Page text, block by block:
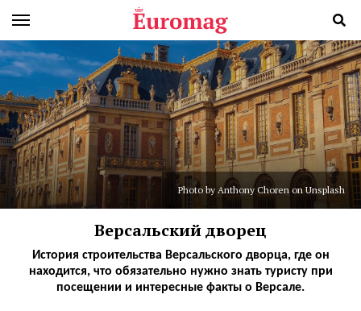
Photo by Anthony Choren on Unsplash
Версальский дворец
История строительства Версальского дворца, где он
находится, что обязательно нужно знать туристу при
посещении и интересные факты о Версале.